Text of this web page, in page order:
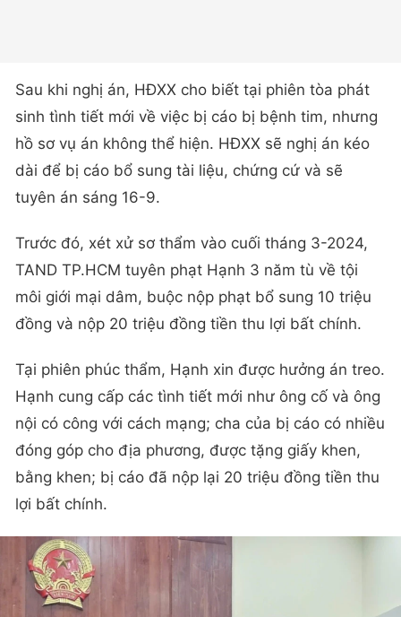
Sau khi nghị án, HĐXX cho biết tại phiên tòa phát
sinh tình tiết mới về việc bị cáo bị bệnh tim, nhưng
hồ sơ vụ án không thể hiện. HĐXX sẽ nghị án kéo
dài để bị cáo bổ sung tài liệu, chứng cứ và sẽ
tuyên án sáng 16-9.
Trước đó, xét xử sơ thẩm vào cuối tháng 3-2024,
TAND TP.HCM tuyên phạt Hạnh 3 năm tù về tội
môi giới mại dâm, buộc nộp phạt bổ sung 10 triệu
đồng và nộp 20 triệu đồng tiền thu lợi bất chính.
Tại phiên phúc thẩm, Hạnh xin được hưởng án treo.
Hạnh cung cấp các tình tiết mới như ông cố và ông
nội có công với cách mạng; cha của bị cáo có nhiều
đóng góp cho địa phương, được tặng giấy khen,
bằng khen; bị cáo đã nộp lại 20 triệu đồng tiền thu
lợi bất chính.